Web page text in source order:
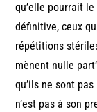
qu’elle pourrait
définitive, ceux
répétitions
mènent nulle
qu’ils ne sont
n’est pas à son